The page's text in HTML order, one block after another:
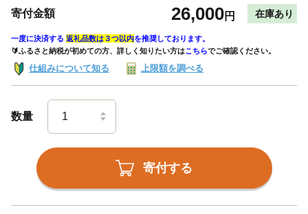
寄付金額 26,000円 在庫あり
一度に決済する 返礼品数は３つ以内を推奨しております。
🔰ふるさと納税が初めての方、詳しく知りたい方はこちらでご確認ください。
仕組みについて知る 上限額を調べる
数量
寄付する